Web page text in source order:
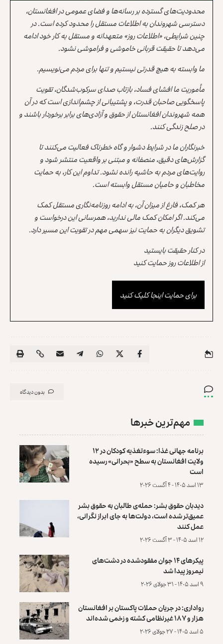
محدودیت‌های گسترده بر رسانه‌ها و فضای عمومی در افغانستان،
دسترسی شهروندان به اطلاعات مستقل را محدود کرده است. در
چنین شرایطی، «اطلاعات روز» متعهدانه و مستقل به کار خود ادامه
می‌دهد تا حقیقت قربانی خاموشی و فراموشی نشود.
ما وابسته به هیچ قدرتی نیستیم و تنها برای مردم می‌نویسیم.
مأموریت ما افشای فساد، بازتاب صدای سرکوب‌شدگان، تقویت
پاسخگویی صاحبان قدرت، و پشتیبانی از چشم‌اندازی است که در آن
همه شهروندان افغانستان از حقوق و آزادی‌های برابر برخوردار باشند و
در صلح زندگی کنند.
خبرنگاران ما در شرایط دشوار و گاه خطرناک فعالیت می‌کنند تا
گزارش‌های دقیق، منصفانه و مبتنی بر واقعیت منتشر شود و
روایت‌های مردم به حاشیه رانده نشود. تداوم این کار، به حمایت
مخاطبان و حامیان مستقل وابسته است.
هر کمک، فارغ از میزان آن، به ادامه روزنامه‌نگاری مستقل کمک
می‌کند. اگر امکان کمک مالی ندارید، همرسانی این درخواست و
تشویق دیگران به حمایت نیز سهمی مهم در تقویت این مسیر دارد.
در کنار حقیقت بایستید
از اطلاعات روز حمایت کنید
برای حمایت اینجا کلیک کنید
بدون دیدگاه
مهم‌ترین خبرها
برنامه جهانی غذا: سوءتغذیه کودکان در ۱۲
ولایت افغانستان به سطح «بحرانی» رسیده
است
۱۳ اسد ۱۴۰۵ - ۴ آگست ۲۰۲۶
دیدبان حقوق بشر: حمله‌ی طالبان به حقوق بشر
عمیق‌تر شده است، دولت‌ها به جای ابراز نگرانی،
عمل کنند
۱۲ اسد ۱۴۰۵ - ۳ آگست ۲۰۲۶
پیکرهای ۱۴ جوان مفقودشده در دشت‌های
نیمروز پیدا شد
۹ اسد ۱۴۰۵ - ۳۱ جولای ۲۰۲۶
رواداری: در جریان حملات پاکستان بر افغانستان
هزار و ۱۸۷ غیرنظامی کشته و زخمی شده‌اند
۵ اسد ۱۴۰۵ - ۲۷ جولای ۲۰۲۶